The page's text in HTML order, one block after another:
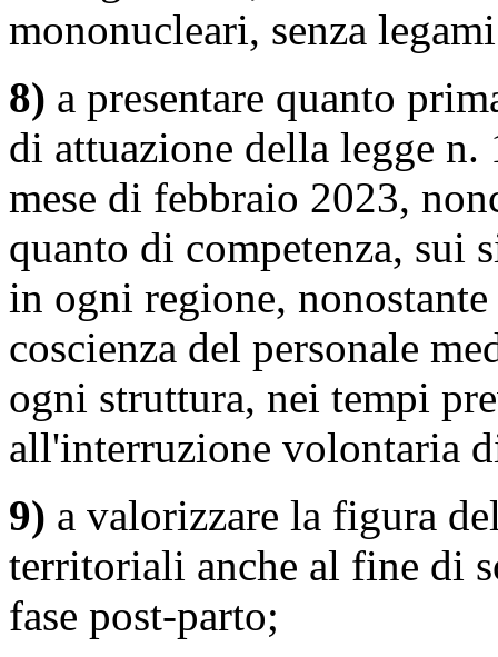
mononucleari, senza
8) a presentare quanto
di attuazione della legge
mese di febbraio 2023,
quanto di competenza, sui
in ogni regione,
coscienza del personale
ogni struttura, nei tempi
all'interruzione volontaria
9) a valorizzare la figura
territoriali anche al fine di
fase post-parto;